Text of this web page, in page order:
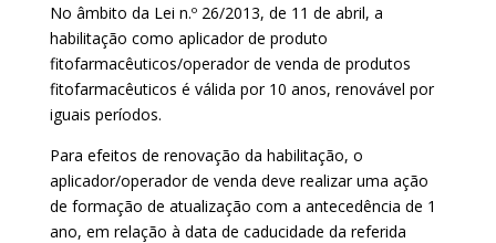
No âmbito da Lei n.º 26/2013, de 11 de abril, a
habilitação como aplicador de produto
fitofarmacêuticos/operador de venda de produtos
fitofarmacêuticos é válida por 10 anos, renovável por
iguais períodos.
Para efeitos de renovação da habilitação, o
aplicador/operador de venda deve realizar uma ação
de formação de atualização com a antecedência de 1
ano, em relação à data de caducidade da referida